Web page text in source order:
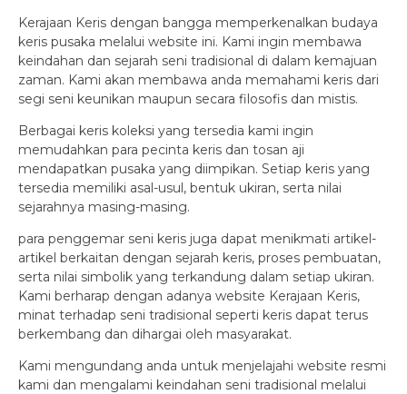
Kerajaan Keris dengan bangga memperkenalkan budaya
keris pusaka melalui website ini. Kami ingin membawa
keindahan dan sejarah seni tradisional di dalam kemajuan
zaman. Kami akan membawa anda memahami keris dari
segi seni keunikan maupun secara filosofis dan mistis.
Berbagai keris koleksi yang tersedia kami ingin
memudahkan para pecinta keris dan tosan aji
mendapatkan pusaka yang diimpikan. Setiap keris yang
tersedia memiliki asal-usul, bentuk ukiran, serta nilai
sejarahnya masing-masing.
para penggemar seni keris juga dapat menikmati artikel-
artikel berkaitan dengan sejarah keris, proses pembuatan,
serta nilai simbolik yang terkandung dalam setiap ukiran.
Kami berharap dengan adanya website Kerajaan Keris,
minat terhadap seni tradisional seperti keris dapat terus
berkembang dan dihargai oleh masyarakat.
Kami mengundang anda untuk menjelajahi website resmi
kami dan mengalami keindahan seni tradisional melalui